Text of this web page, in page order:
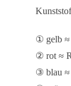
① gelb
② rot ≈
③ blau